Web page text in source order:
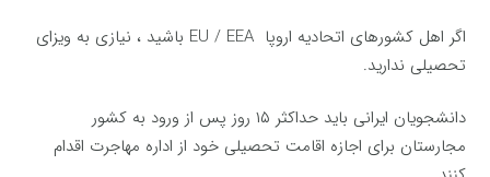
اگر اهل کشورهای اتحادیه اروپا EU / EEA باشید ، نیازی به ویزای
تحصیلی ندارید.
دانشجویان ایرانی باید حداکثر ۱۵ روز پس از ورود به کشور
مجارستان برای اجازه اقامت تحصیلی خود از اداره مهاجرت اقدام